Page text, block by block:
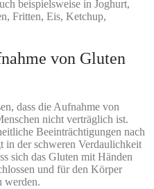
beispielsweise in Joghurt,
Fritten, Eis, Ketchup,
von Gluten
dass die Aufnahme von
nicht verträglich ist.
Beeinträchtigungen nach
in der schweren Verdaulichkeit
sich das Gluten mit Händen
und für den Körper
werden.